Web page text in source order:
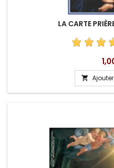
LA CARTE
Prix
